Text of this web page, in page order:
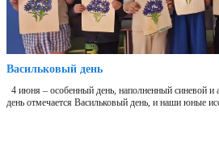
Васильковый день
4 июня – особенный день, наполненный синевой и
день отмечается Васильковый день, и наши юные